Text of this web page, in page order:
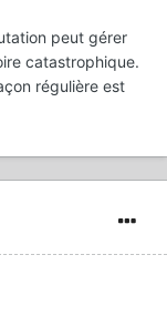
peut gérer
catastrophique.
régulière est